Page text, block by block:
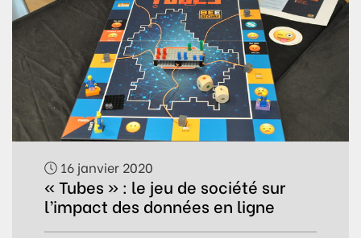
16 janvier 2020
« Tubes » : le jeu de société sur
l’impact des données en ligne